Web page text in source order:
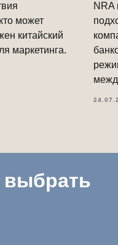
может
китайский
маркетинга.
NRA
выбрать